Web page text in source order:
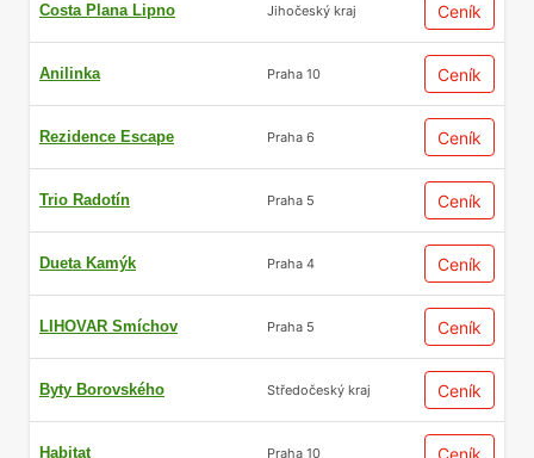
Costa Plana Lipno Jihočeský kraj Ceník
Anilinka Praha 10 Ceník
Rezidence Escape Praha 6 Ceník
Trio Radotín Praha 5 Ceník
Dueta Kamýk Praha 4 Ceník
LIHOVAR Smíchov Praha 5 Ceník
Byty Borovského Středočeský kraj Ceník
Habitat Praha 10 Ceník